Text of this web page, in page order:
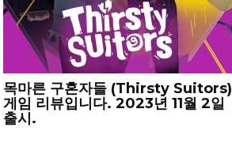
목마른 구혼자들 (Thirsty Suitors)
게임 리뷰입니다. 2023년 11월 2일
출시.